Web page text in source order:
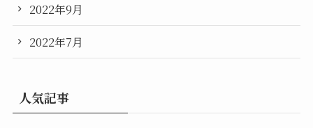
2022年9月
2022年7月
人気記事